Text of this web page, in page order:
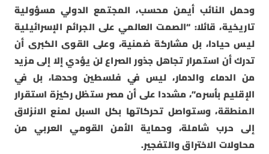
وحمل النائب أيمن محسب، المجتمع الدولي مسؤولية
تاريخية، قائلا: “الصمت العالمي على الجرائم الإسرائيلية
ليس حيادا، بل مشاركة ضمنية، وعلى القوى الكبرى أن
تدرك أن استمرار تجاهل جذور الصراع لن يؤدي إلا إلى مزيد
من الدماء والدمار، ليس في فلسطين وحدها، بل في
الإقليم بأسره”، مشددا على أن مصر ستظل ركيزة استقرار
المنطقة، وستواصل تحركاتها بكل السبل لمنع الانزلاق
إلى حرب شاملة، وحماية الأمن القومي العربي من
محاولات الاختراق والتفجير.